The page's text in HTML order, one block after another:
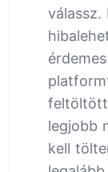
válassz.
feltöltött
legjobb
kell